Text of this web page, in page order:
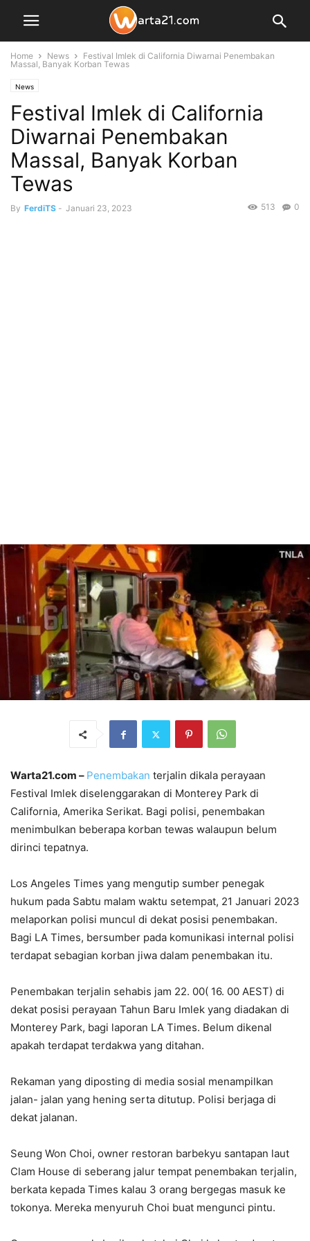
Home News
Festival Imlek di California Diwarnai Penembakan
Massal, Banyak Korban Tewas
News
Festival Imlek di California
Diwarnai Penembakan
Massal, Banyak Korban
Tewas
By FerdiTS - Januari 23, 2023 0
513
Warta21.com – Penembakan terjalin dikala perayaan
Festival Imlek diselenggarakan di Monterey Park di
California, Amerika Serikat. Bagi polisi, penembakan
menimbulkan beberapa korban tewas walaupun belum
dirinci tepatnya.
Los Angeles Times yang mengutip sumber penegak
hukum pada Sabtu malam waktu setempat, 21 Januari 2023
melaporkan polisi muncul di dekat posisi penembakan.
Bagi LA Times, bersumber pada komunikasi internal polisi
terdapat sebagian korban jiwa dalam penembakan itu.
Penembakan terjalin sehabis jam 22. 00( 16. 00 AEST) di
dekat posisi perayaan Tahun Baru Imlek yang diadakan di
Monterey Park, bagi laporan LA Times. Belum dikenal
apakah terdapat terdakwa yang ditahan.
Rekaman yang diposting di media sosial menampilkan
jalan- jalan yang hening serta ditutup. Polisi berjaga di
dekat jalanan.
Seung Won Choi, owner restoran barbekyu santapan laut
Clam House di seberang jalur tempat penembakan terjalin,
berkata kepada Times kalau 3 orang bergegas masuk ke
tokonya. Mereka menyuruh Choi buat mengunci pintu.